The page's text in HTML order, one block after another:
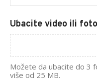
Ubacite video ili foto
Možete da ubacite do 3
više od 25 MB.